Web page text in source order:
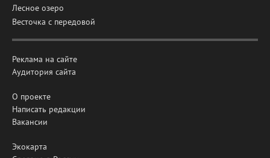
Лесное озеро
Весточка с передовой
Реклама на сайте
Аудитория сайта
О проекте
Написать редакции
Вакансии
Экокарта